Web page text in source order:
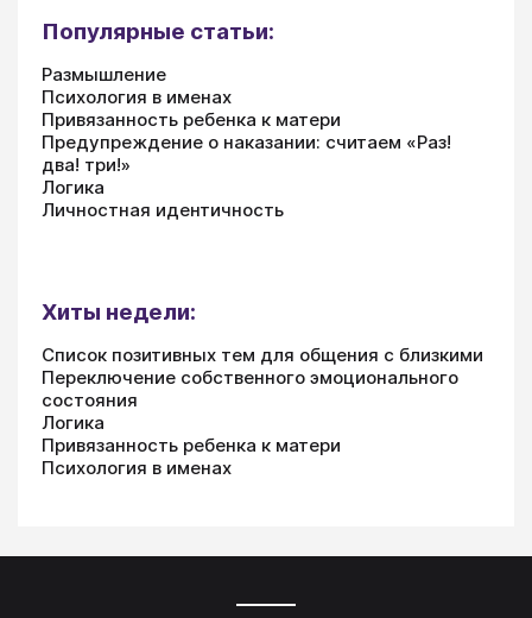
Популярные статьи:
Размышление
Психология в именах
Привязанность ребенка к матери
Предупреждение о наказании: считаем «Раз!
два! три!»
Логика
Личностная идентичность
Хиты недели:
Список позитивных тем для общения с близкими
Переключение собственного эмоционального
состояния
Логика
Привязанность ребенка к матери
Психология в именах